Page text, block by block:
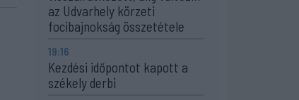
az Udvarhely körzeti
focibajnokság összetétele
19:16
Kezdési időpontot kapott a
székely derbi